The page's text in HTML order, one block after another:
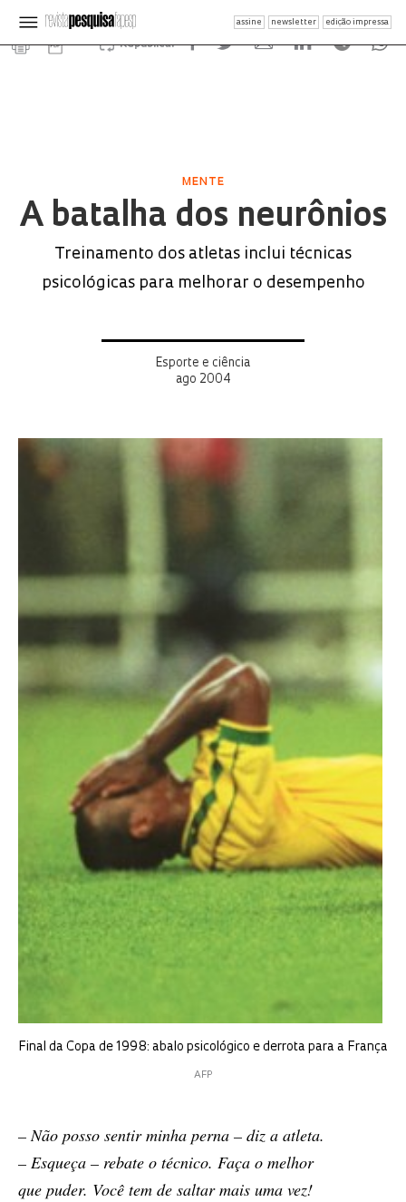
assine newsletter edição impressa
Republicar
MENTE
A batalha dos neurônios
Treinamento dos atletas inclui técnicas
psicológicas para melhorar o desempenho
Esporte e ciência
ago 2004
Final da Copa de 1998: abalo psicológico e derrota para a França
AFP
– Não pos­so sen­tir mi­nha per­na – diz a atle­ta.
– Es­que­ça – re­ba­te o téc­ni­co. Faça o me­lhor
que pu­der. Você tem de sal­tar mais uma vez!